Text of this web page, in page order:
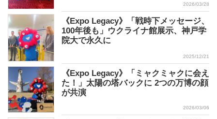
2026/03/28
《Expo Legacy》「戦時下メッセージ、
100年後も」ウクライナ館展示、神戸学
院大で永久に
2025/12/21
《Expo Legacy》「ミャクミャクに会え
た！」太陽の塔バックに 2つの万博の顔
が共演
2026/03/06